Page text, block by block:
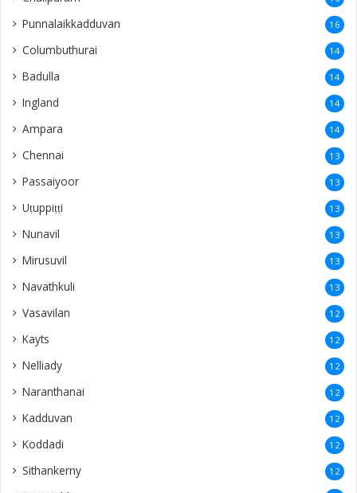
Punnalaikkadduvan 16
Columbuthurai 14
Badulla 14
Ingland 14
Ampara 14
Chennai 13
Passaiyoor 13
Uṭuppiṭṭi 13
Nunavil 13
Mirusuvil 13
Navathkuli 13
Vasavilan 12
Kayts 12
Nelliady 12
Naranthanai 12
Kadduvan 12
Koddadi 12
Sithankerny 12